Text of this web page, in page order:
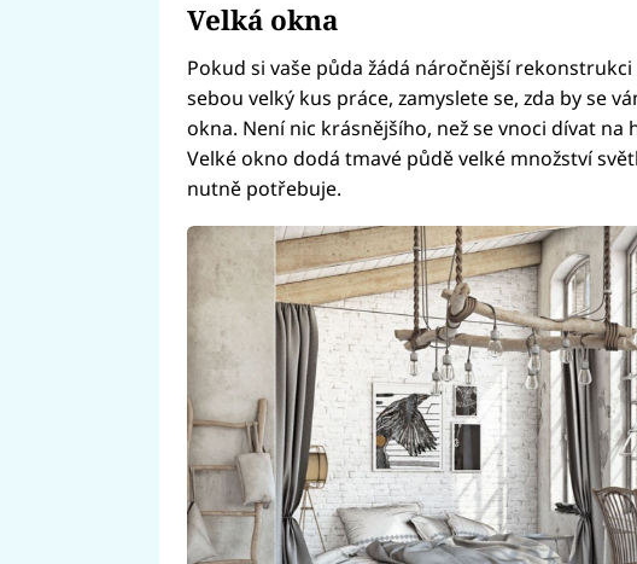
Velká okna
Pokud si vaše půda žádá náročnější
sebou velký kus práce, zamyslete se, zda by se
okna. Není nic krásnějšího, než se vnoci dívat na
Velké okno dodá tmavé půdě velké množství
nutně potřebuje.